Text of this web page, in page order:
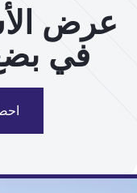
عرض
في